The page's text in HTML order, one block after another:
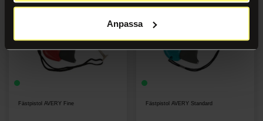
Anpassa
Fästpistol AVERY Fine Fästpistol AVERY Standard